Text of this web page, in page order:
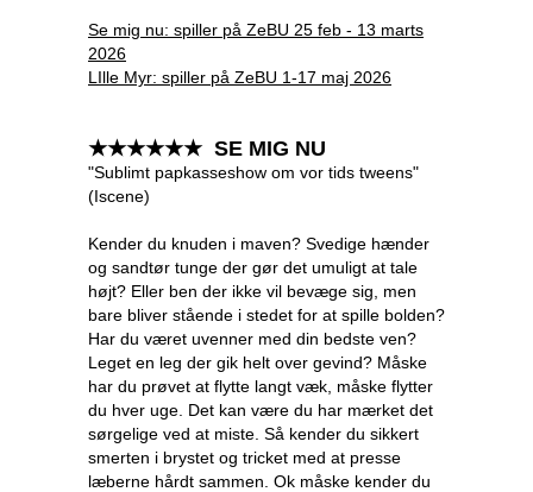
Se mig nu: spiller på ZeBU 25 feb - 13 marts
2026
LIlle Myr: spiller på ZeBU 1-17 maj 2026
★★★★★★ SE MIG NU
"Sublimt papkasseshow om vor tids tweens"
(Iscene)
Kender du knuden i maven? Svedige hænder
og sandtør tunge der gør det umuligt at tale
højt? Eller ben der ikke vil bevæge sig, men
bare bliver stående i stedet for at spille bolden?
Har du været uvenner med din bedste ven?
Leget en leg der gik helt over gevind? Måske
har du prøvet at flytte langt væk, måske flytter
du hver uge. Det kan være du har mærket det
sørgelige ved at miste. Så kender du sikkert
smerten i brystet og tricket med at presse
læberne hårdt sammen. Ok måske kender du